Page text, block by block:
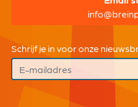
Schrijf je in voor onze